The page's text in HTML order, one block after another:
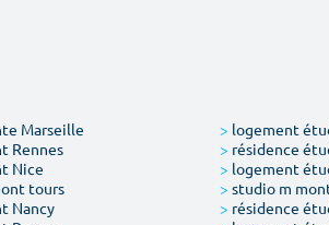
Marseille > logement
Rennes > résidence
Nice > logement
tours > studio m
Nancy > résidence